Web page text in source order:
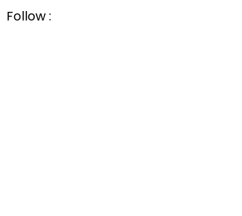
Follow :